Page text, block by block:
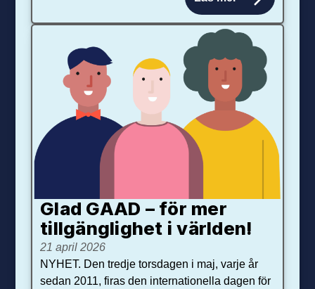
Glad GAAD – för mer
tillgänglighet i världen!
21 april 2026
NYHET. Den tredje torsdagen i maj, varje år
sedan 2011, firas den internationella dagen för